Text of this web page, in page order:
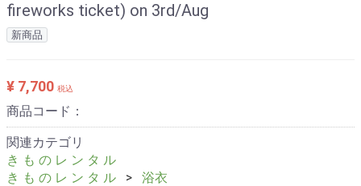
fireworks ticket) on 3rd/Aug
新商品
¥ 7,700 税込
商品コード：
関連カテゴリ
き も の レ ン タ ル
き も の レ ン タ ル
浴衣